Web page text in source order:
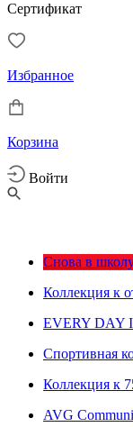
Сертификат
Избранное
Корзина
Войти
Снова в
Коллекция к
EVERY DAY
Спортивная
Коллекция к
AVG